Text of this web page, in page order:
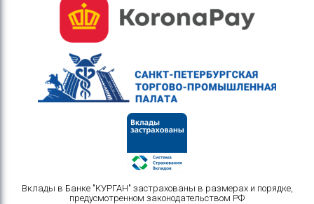
Вклады в Банке "КУРГАН" застрахованы в размерах и порядке,
предусмотренном законодательством РФ